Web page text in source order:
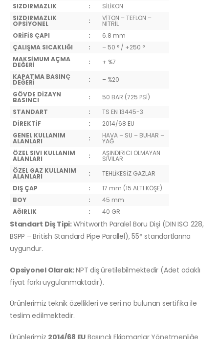
SIZDIRMAZLIK
:
SİLİKON
SIZDIRMAZLIK
OPSİYONEL : VİTON – TEFLON –
NİTRİL
ORİFİS ÇAPI
:
6.8 mm
ÇALIŞMA SICAKLIĞI
:
– 50 ° / +250 °
MAKSİMUM AÇMA
DEĞERİ :
+ %7
KAPATMA BASINÇ
DEĞERİ :
– %20
GÖVDE DİZAYN
BASINCI :
50 BAR (725 PSİ)
STANDART
:
TS EN 13445-3
DİREKTİF
:
2014/68 EU
GENEL KULLANIM
ALANLARI : HAVA – SU – BUHAR –
YAĞ
ÖZEL SIVI KULLANIM
ALANLARI : AŞINDIRICI OLMAYAN
SIVILAR
ÖZEL GAZ KULLANIM
ALANLARI :
TEHLİKESİZ GAZLAR
DIŞ ÇAP
:
17 mm (15 ALTI KÖŞE)
BOY
:
45 mm
AĞIRLIK
: 40 GR
Standart Diş Tipi:Whitworth Paralel Boru Dişi (DIN ISO 228,
BSPP – British Standard Pipe Parallel), 55° standartlarına
uygundur.
Opsiyonel Olarak:NPT diş üretilebilmektedir (Adet odaklı
fiyat farkı uygulanmaktadır).
Ürünlerimiz teknik özellikleri ve seri no bulunan sertifika ile
teslim edilmektedir.
Ürünlerimiz 2014/68 EU Basınçlı Ekipmanlar Yönetmenliğe